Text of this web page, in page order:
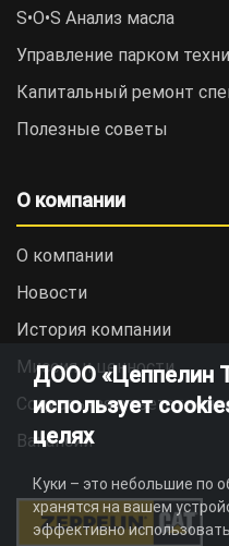
S•O•S Анализ масла
Управление парком
Капитальный ремонт
Полезные советы
О компании
О компании
Новости
История компании
Миссия и ценности
Социальная
Вакансии
ДООО «Цеппелин
использует
целях
Куки – это небольшие по
хранятся на вашем
эффективно